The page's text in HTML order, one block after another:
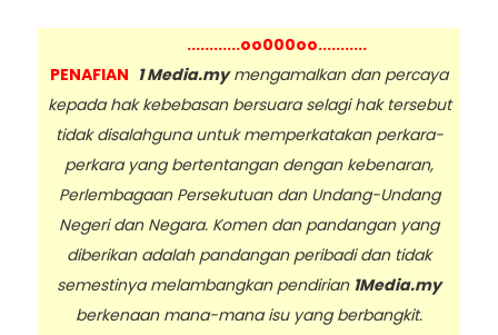
............oo000oo...........
PENAFIAN 1 Media.mymengamalkan dan percaya
kepada hak kebebasan bersuara selagi hak tersebut
tidak disalahguna untuk memperkatakan perkara-
perkara yang bertentangan dengan kebenaran,
Perlembagaan Persekutuan dan Undang-Undang
Negeri dan Negara. Komen dan pandangan yang
diberikan adalah pandangan peribadi dan tidak
semestinya melambangkan pendirian 1Media.my
berkenaan mana-mana isu yang berbangkit.